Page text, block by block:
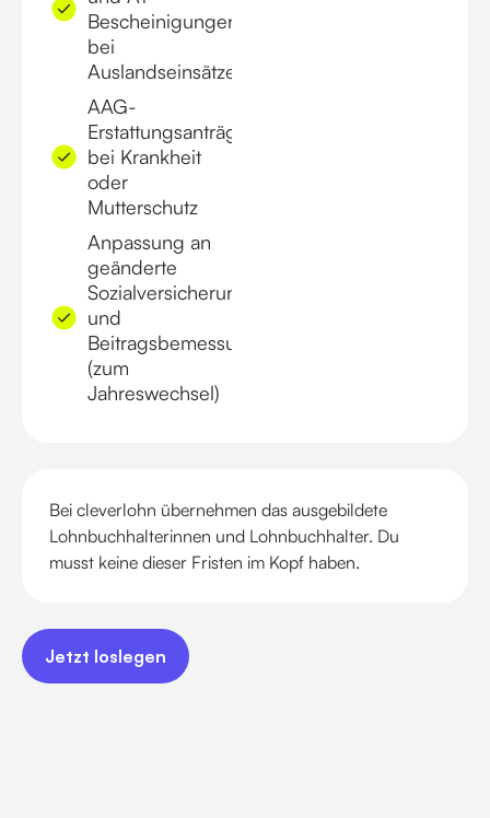
Bescheinigungen
bei
Auslandseinsätzen
AAG-
Erstattungsanträge
bei Krankheit
oder
Mutterschutz
Anpassung an
geänderte
Sozialversicherungsbeiträge
und
Beitragsbemessungsgrenzen
(zum
Jahreswechsel)
Bei cleverlohn übernehmen das ausgebildete
Lohnbuchhalterinnen und Lohnbuchhalter. Du
musst keine dieser Fristen im Kopf haben.
Jetzt loslegen
Jetzt loslegen